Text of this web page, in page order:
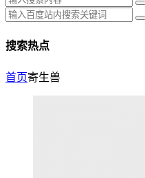
搜索热点
首页寄生兽